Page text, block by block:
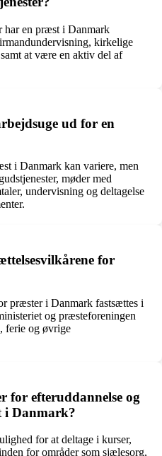
har en præst i Danmark
kirkelige
at være en aktiv del af
ud for en
i Danmark kan variere, men
møder med
undervisning og deltagelse
for
præster i Danmark fastsættes i
og præsteforeningen
ferie og øvrige
for efteruddannelse og
i Danmark?
for at deltage i kurser,
for områder som sjælesorg,